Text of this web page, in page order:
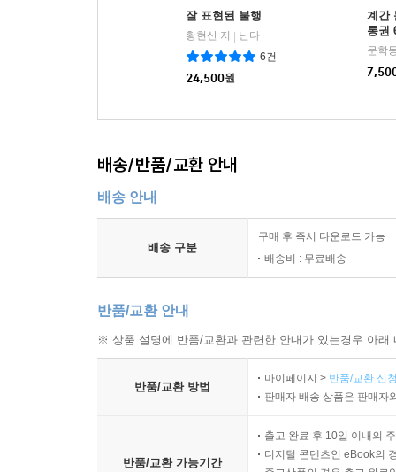
잘 표현된 불행
황현산 저 | 난다
6건
24,500원
계간
통권
문학
배송/반품/교환 안내
배송 안내
배송 구분
구매 후 즉시 다운로드 가능
배송비 : 무료배송
반품/교환 안내
※ 상품 설명에 반품/교환과 관련한 안내가 있는경우 아
반품/교환 방법
마이페이지 > 반품/교환 신
판매자 배송 상품은 판매자
반품/교환 가능기간
출고 완료 후 10일 이내의
디지털 콘텐츠인 eBook의